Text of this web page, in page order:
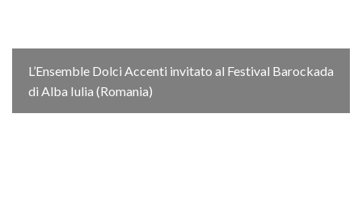
L’Ensemble Dolci Accenti invitato al Festival Barockada
di Alba Iulia (Romania)